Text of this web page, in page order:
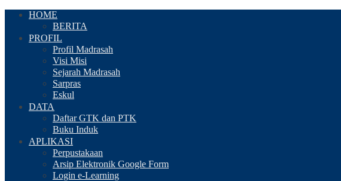
HOME
BERITA
PROFIL
Profil Madrasah
Visi Misi
Sejarah Madrasah
Sarpras
Eskul
DATA
Daftar GTK dan PTK
Buku Induk
APLIKASI
Perpustakaan
Arsip Elektronik Google Form
Login e-Learning